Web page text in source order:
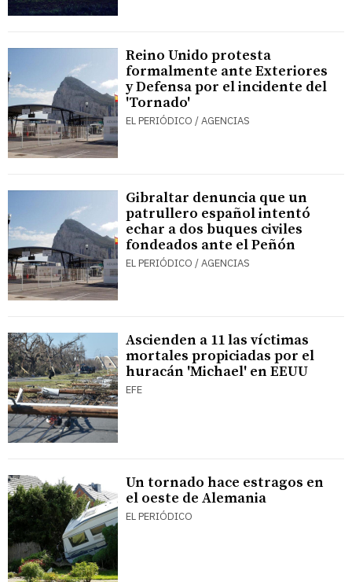
Reino Unido protesta
formalmente ante Exteriores
y Defensa por el incidente del
'Tornado'
EL PERIÓDICO / AGENCIAS
Gibraltar denuncia que un
patrullero español intentó
echar a dos buques civiles
fondeados ante el Peñón
EL PERIÓDICO / AGENCIAS
Ascienden a 11 las víctimas
mortales propiciadas por el
huracán 'Michael' en EEUU
EFE
Un tornado hace estragos en
el oeste de Alemania
EL PERIÓDICO